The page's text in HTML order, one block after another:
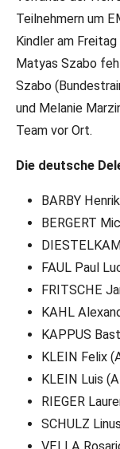
Teilnehmern um
Kindler am
Matyas Szabo
Szabo
und Melanie
Team vor Ort.
Die deutsche
BARBY
BERGERT
FAUL Paul
FRITSCHE
KAHL
KAPPUS
KLEIN Felix
KLEIN Luis
RIEGER
SCHULZ